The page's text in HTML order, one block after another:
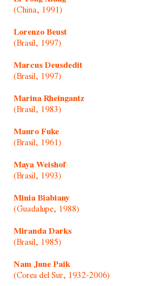
(China, 1991)
Lorenzo Beust
(Brasil, 1997)
Marcus Deusdedit
(Brasil, 1997)
Marina Rheingantz
(Brasil, 1983)
Mauro Fuke
(Brasil, 1961)
Maya Weishof
(Brasil, 1993)
Minia Biabiany
(Guadalupe, 1988)
Miranda Darks
(Brasil, 1985)
Nam June Paik
(Corea del Sur, 1932-2006)